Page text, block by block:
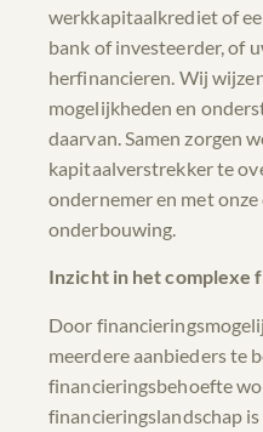
werkkapitaalkrediet of
bank of investeerder, of
herfinancieren. Wij
mogelijkheden en
daarvan. Samen zorgen
kapitaalverstrekker te
ondernemer en met
onderbouwing.
Inzicht in het complexe
Door
meerdere aanbieders te
financieringsbehoefte
financieringslandschap